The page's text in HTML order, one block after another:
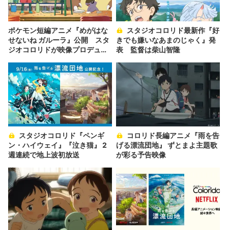
ポケモン短編アニメ『めがはな
せないね ガルーラ』公開 スタ
ジオコロリドが映像プロデュー
きでも嫌いなあまのじゃく』発
表 監督は柴山智隆
ン・ハイウェイ』『泣き猫』 2
週連続で地上波初放送
げる漂流団地』 ずとまよ主題歌
が彩る予告映像